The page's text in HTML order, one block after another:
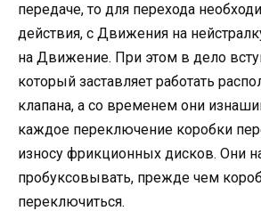
передаче, то для перехода
действия, с Движения на
на Движение. При этом в дело
который заставляет работать
клапана, а со временем они
каждое переключение коробки
износу фрикционных дисков. Они
пробуксовывать, прежде чем
переключиться.